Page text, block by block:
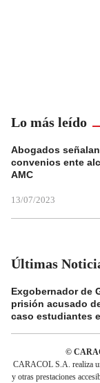
Lo más leído
Abogados
convenios ente
AMC
13/07/2023
Últimas
Exgobernador de
prisión acusado
caso estudiantes
©
CARACOL S.A. realiza
y otras prestaciones